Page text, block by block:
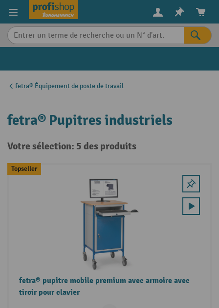
content
fetra® Équipement de poste de travail
fetra® Pupitres industriels
Votre sélection: 5 des produits
Topseller
fetra® pupitre mobile premium avec armoire avec
tiroir pour clavier